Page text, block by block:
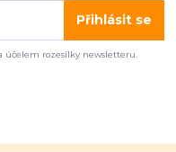
Přihlásit se
účelem rozesílky newsletteru.